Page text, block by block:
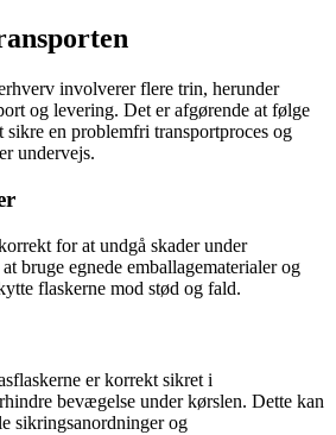
involverer flere trin, herunder
og levering. Det er afgørende at følge
en problemfri transportproces og
undervejs.
for at undgå skader under
bruge egnede emballagematerialer og
flaskerne mod stød og fald.
er korrekt sikret i
bevægelse under kørslen. Dette kan
sikringsanordninger og